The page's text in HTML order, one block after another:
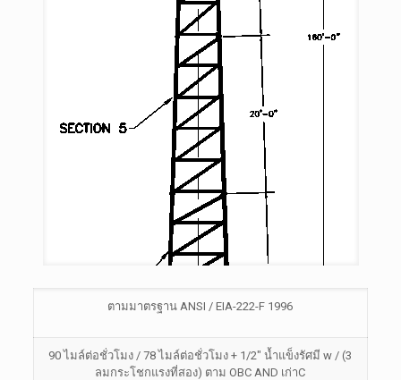
ตามมาตรฐาน ANSI / EIA-222-F 1996
90 ไมล์ต่อชั่วโมง / 78 ไมล์ต่อชั่วโมง + 1/2″ น้ำแข็งรัศมี w / (3
ลมกระโชกแรงที่สอง) ตาม OBC AND เก่าC